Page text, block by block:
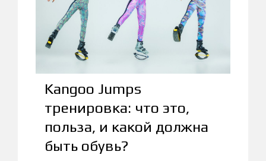
Kangoo Jumps
тренировка: что это,
польза, и какой должна
быть обувь?